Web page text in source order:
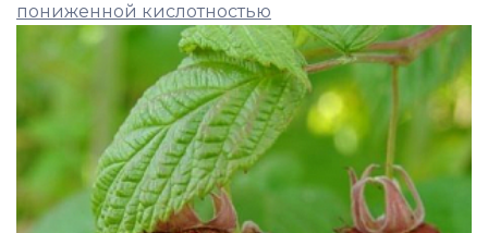
пониженной кислотностью